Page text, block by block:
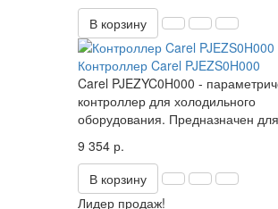
В корзину
Контроллер Carel PJEZS0H000
Carel PJEZYC0H000 -
контроллер для холодильного
оборудования. Предназначен
9 354 р.
В корзину
Лидер продаж!